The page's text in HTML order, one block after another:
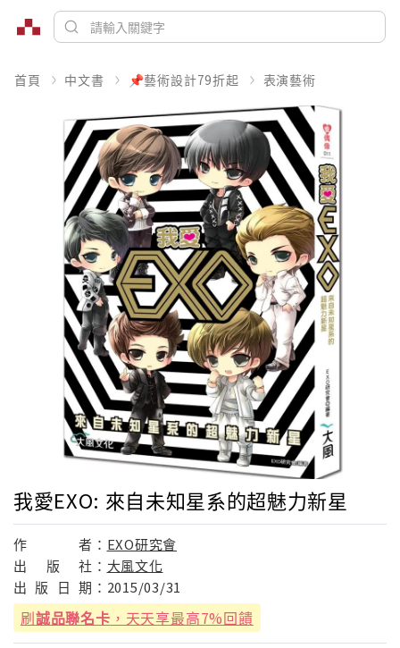
首頁 中文書 📌藝術設計79折起 表演藝術
我愛EXO: 來自未知星系的超魅力新星
作 者： EXO研究會
出
版 社： 大風文化
出 版 日 期： 2015/03/31
刷誠品聯名卡 ，天天享最高7%回饋